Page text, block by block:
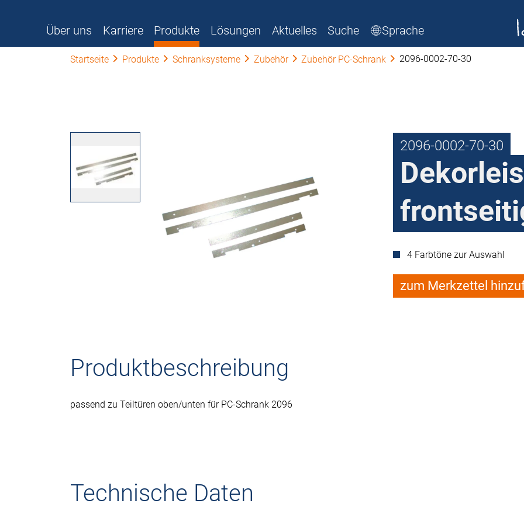
Über uns Karriere Produkte Lösungen Aktuelles Suche Sprache
Startseite Produkte Schranksysteme Zubehör Zubehör PC-Schrank 2096-0002-70-30
2096-0002-70-30
4 Farbtöne zur Auswahl
zum Merkzettel
Produktbeschreibung
passend zu Teiltüren oben/unten für PC-Schrank 2096
Technische Daten